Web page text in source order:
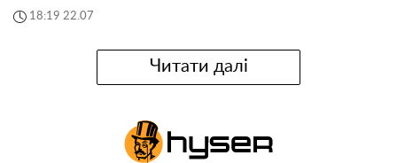
18:19 22.07
Читати далі